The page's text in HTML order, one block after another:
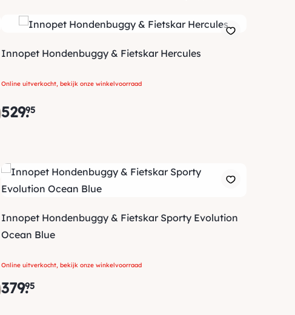
Innopet Hondenbuggy & Fietskar Hercules
Online uitverkocht, bekijk onze winkelvoorraad
529.95
Innopet Hondenbuggy & Fietskar Sporty Evolution
Ocean Blue
Online uitverkocht, bekijk onze winkelvoorraad
379.95